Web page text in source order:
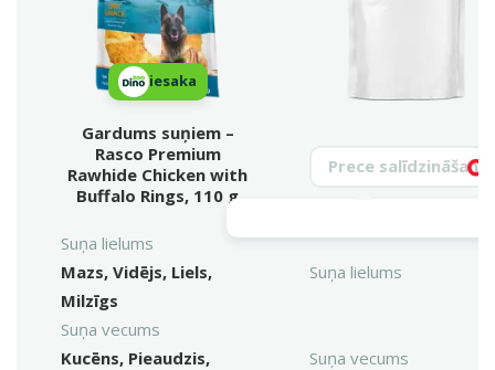
iesaka
Gardums suņiem –
Rasco Premium
Rawhide Chicken with
Buffalo Rings, 110 g
Meklēt produktu
Suņa lielums
Mazs, Vidējs, Liels,
Milzīgs
Suņa lielums
Suņa vecums
Kucēns, Pieaudzis,
Suņa vecums